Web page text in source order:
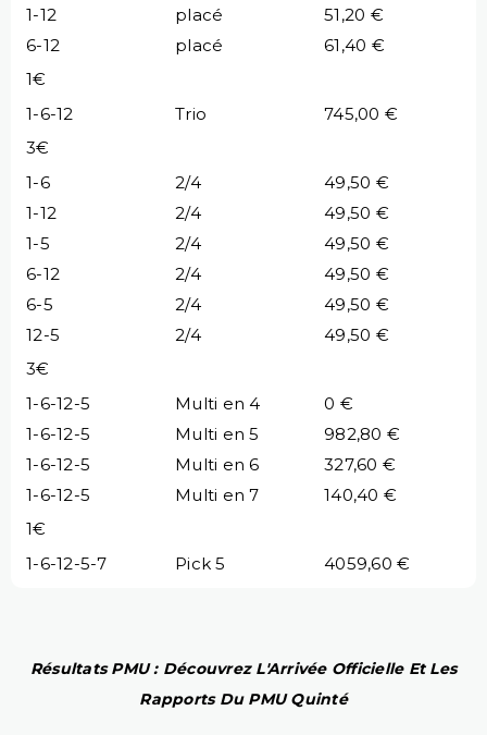
1-12 placé
51,20 €
6-12
placé
61,40 €
1€
1-6-12
Trio
745,00 €
3€
1-6
2/4
49,50 €
1-12
2/4
49,50 €
1-5
2/4
49,50 €
6-12
2/4
49,50 €
6-5
2/4
49,50 €
12-5
2/4
49,50 €
3€
1-6-12-5
Multi en 4
0 €
1-6-12-5
Multi en 5
982,80 €
1-6-12-5
Multi en 6
327,60 €
1-6-12-5
Multi en 7
140,40 €
1€
1-6-12-5-7
Pick 5 4059,60 €
Résultats PMU : Découvrez L'Arrivée Officielle Et Les
Rapports Du PMU Quinté